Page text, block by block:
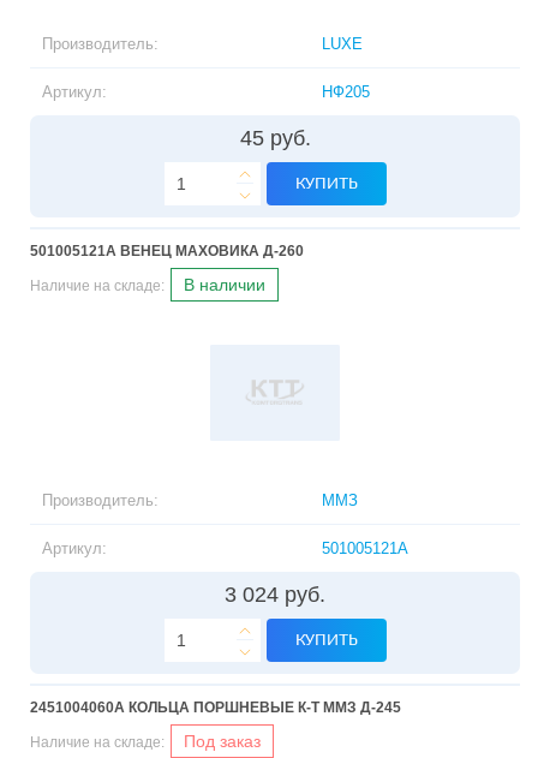
Производитель: LUXE
Артикул: НФ205
45 руб.
КУПИТЬ
501005121A ВЕНЕЦ МАХОВИКА Д-260
Наличие на складе: В наличии
Производитель: ММЗ
Артикул: 501005121A
3 024 руб.
КУПИТЬ
2451004060A КОЛЬЦА ПОРШНЕВЫЕ К-Т ММЗ Д-245
Наличие на складе: Под заказ